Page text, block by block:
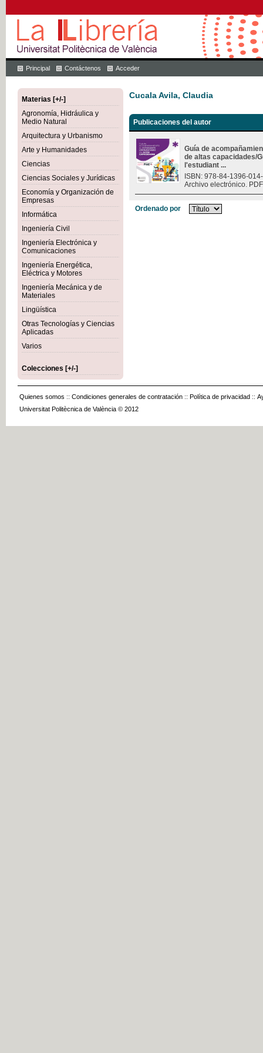
Principal Contáctenos Acceder
Materias [+/-]
Agronomía, Hidráulica y
Medio Natural
Arquitectura y Urbanismo
Arte y Humanidades
Ciencias
Ciencias Sociales y Jurídicas
Economía y Organización de
Empresas
Informática
Ingeniería Civil
Ingeniería Electrónica y
Comunicaciones
Ingeniería Energética,
Eléctrica y Motores
Ingeniería Mecánica y de
Materiales
Lingüística
Otras Tecnologías y Ciencias
Aplicadas
Varios
Colecciones [+/-]
Cucala Avila, Claudia
Publicaciones del autor
Guía de
de altas capacidades/
l'estudiant ...
ISBN: 978-84-1396-
Archivo electrónico.
Ordenado por
Quienes somos :: Condiciones generales de contratación :: Política de privacidad ::
Universitat Politècnica de València © 2012